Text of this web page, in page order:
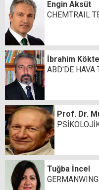
Engin Aksüt
CHEMTRAIL
İbrahim
ABD'DE HAVA
Prof. Dr.
Tuğba İncel